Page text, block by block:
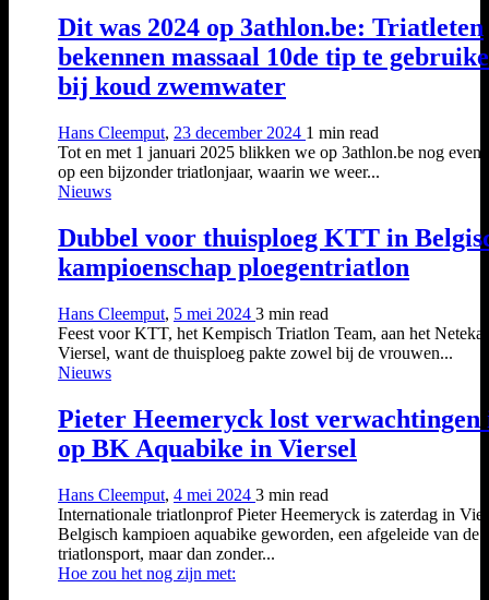
Dit was 2024 op 3athlon.be: Triatleten
bekennen massaal 10de tip te
bij koud zwemwater
Hans Cleemput, 23 december 2024 1 min read
Tot en met 1 januari 2025 blikken we op 3athlon.be nog even
op een bijzonder triatlonjaar, waarin we weer...
Nieuws
Dubbel voor thuisploeg KTT in
kampioenschap ploegentriatlon
Hans Cleemput, 5 mei 2024 3 min read
Feest voor KTT, het Kempisch Triatlon Team, aan het
Viersel, want de thuisploeg pakte zowel bij de vrouwen...
Nieuws
Pieter Heemeryck lost verwachtingen
op BK Aquabike in Viersel
Hans Cleemput, 4 mei 2024 3 min read
Internationale triatlonprof Pieter Heemeryck is zaterdag in
Belgisch kampioen aquabike geworden, een afgeleide van de
triatlonsport, maar dan zonder...
Hoe zou het nog zijn met: